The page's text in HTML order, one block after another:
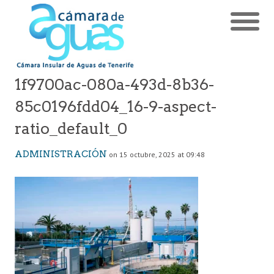
1f9700ac-080a-493d-8b36-
85c0196fdd04_16-9-aspect-
ratio_default_0
ADMINISTRACIÓN on 15 octubre, 2025 at 09:48